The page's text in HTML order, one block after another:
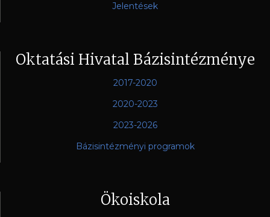
Jelentések
Oktatási Hivatal Bázisintézménye
2017-2020
2020-2023
2023-2026
Bázisintézményi programok
Ökoiskola